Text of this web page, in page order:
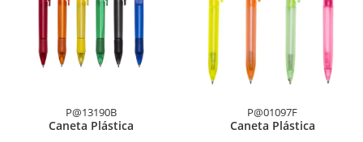
P@13190B
Caneta Plástica
P@01097F
Caneta Plástica